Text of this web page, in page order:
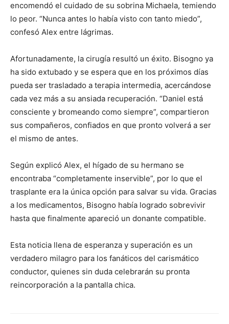
encomendó el cuidado de su sobrina Michaela, temiendo
lo peor. “Nunca antes lo había visto con tanto miedo”,
confesó Alex entre lágrimas.
Afortunadamente, la cirugía resultó un éxito. Bisogno ya
ha sido extubado y se espera que en los próximos días
pueda ser trasladado a terapia intermedia, acercándose
cada vez más a su ansiada recuperación. “Daniel está
consciente y bromeando como siempre”, compartieron
sus compañeros, confiados en que pronto volverá a ser
el mismo de antes.
Según explicó Alex, el hígado de su hermano se
encontraba “completamente inservible”, por lo que el
trasplante era la única opción para salvar su vida. Gracias
a los medicamentos, Bisogno había logrado sobrevivir
hasta que finalmente apareció un donante compatible.
Esta noticia llena de esperanza y superación es un
verdadero milagro para los fanáticos del carismático
conductor, quienes sin duda celebrarán su pronta
reincorporación a la pantalla chica.